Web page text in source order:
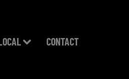
CONTACT